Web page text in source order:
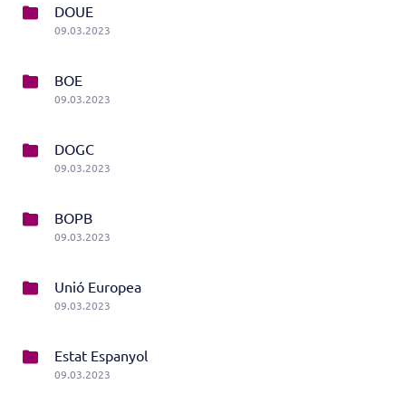
DOUE
09.03.2023
BOE
09.03.2023
DOGC
09.03.2023
BOPB
09.03.2023
Unió Europea
09.03.2023
Estat Espanyol
09.03.2023